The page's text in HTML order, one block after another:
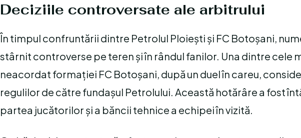
Deciziile controversate ale arbitrului
În timpul confruntării dintre Petrolul Ploiești și FC Botoșani,
stârnit controverse pe teren și în rândul fanilor. Una dintre cele
neacordat formației FC Botoșani, după un duel în careu,
regulilor de către fundașul Petrolului. Această hotărâre a fost
partea jucătorilor și a băncii tehnice a echipei în vizită.